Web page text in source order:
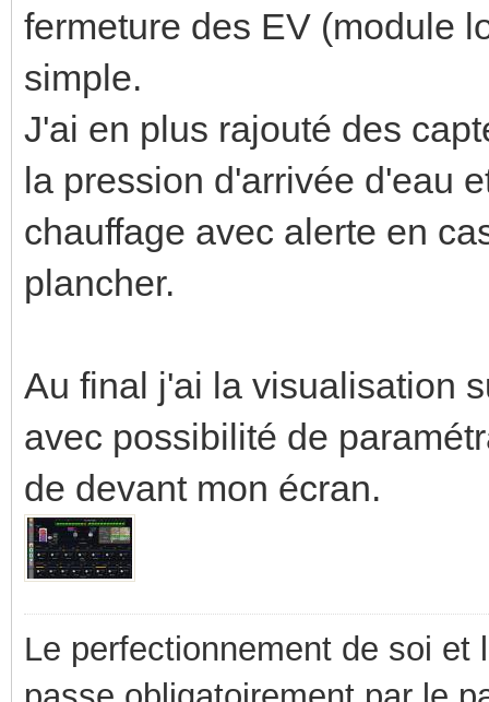
fermeture des EV (module
simple.
J'ai en plus rajouté des
la pression d'arrivée d'eau
chauffage avec alerte en
plancher.
Au final j'ai la visualisation
avec possibilité de
de devant mon écran.
Le perfectionnement de soi